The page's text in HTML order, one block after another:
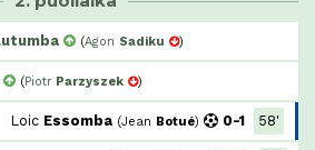
(Agon Sadiku )
(Piotr Parzyszek )
Loic Essomba (Jean Botué) 0-1 58'